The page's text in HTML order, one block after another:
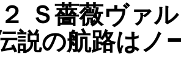
Ｓ薔薇ヴァ
説の航路はノ